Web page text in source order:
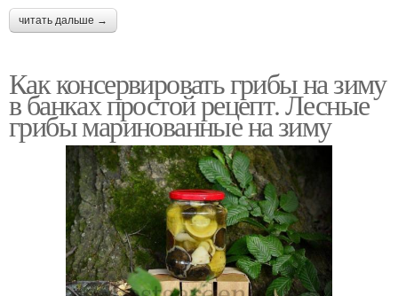
читать дальше →
Как консервировать грибы на зиму
в банках простой рецепт. Лесные
грибы маринованные на зиму